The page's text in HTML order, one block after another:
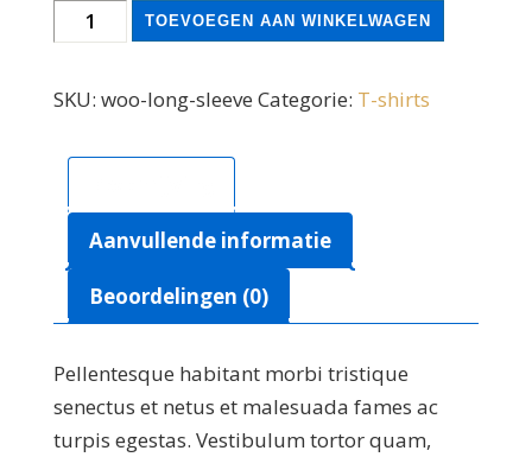
Long
Sleeve
TOEVOEGEN AAN WINKELWAGEN
SKU: woo-long-sleeve Categorie: T-shirts
Aanvullende informatie
Beoordelingen (0)
Pellentesque habitant morbi tristique
senectus et netus et malesuada fames ac
turpis egestas. Vestibulum tortor quam,